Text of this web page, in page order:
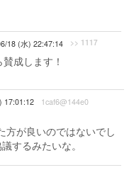
18 (水) 22:47:14 >> 1117
成します！
17:01:12 1caf6@144e0
方が良いのではないでし
するみたいな。